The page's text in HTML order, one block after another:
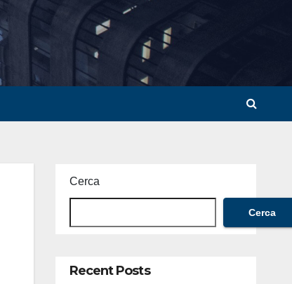
Cerca
Cerca
Recent Posts